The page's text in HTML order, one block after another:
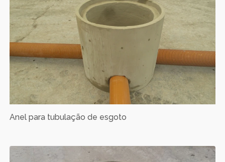
Anel para tubulação de esgoto